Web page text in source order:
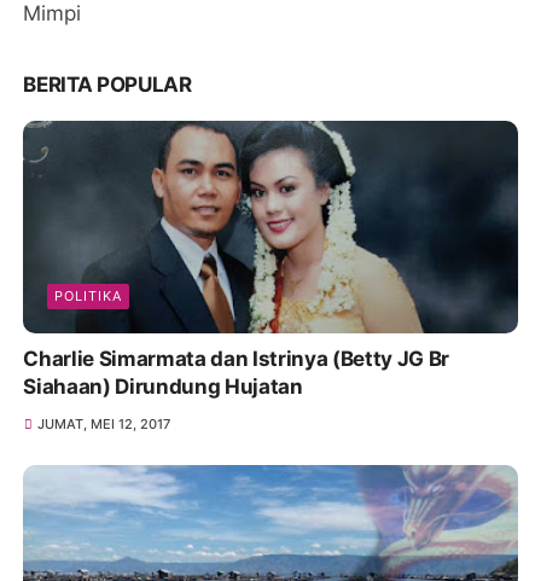
Mimpi
BERITA POPULAR
POLITIKA
Charlie Simarmata dan Istrinya (Betty JG Br
Siahaan) Dirundung Hujatan
JUMAT, MEI 12, 2017